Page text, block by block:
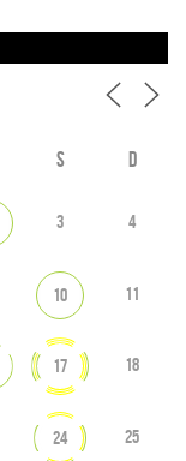
S D
3 4
10 11
17 18
24 25